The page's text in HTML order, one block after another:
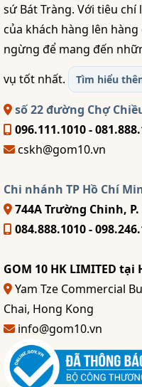
sứ Bát Tràng. Với tiêu
của khách hàng lên
ngừng để mang đến
vụ tốt nhất.
Tìm hiểu
số 22 đường Chợ
096.111.1010 -
cskh@gom10.vn
Chi nhánh TP Hồ Chí
744A Trường Chinh,
084.888.1010 -
GOM 10 HK LIMITED tại
Yam Tze Commercial
Chai, Hong Kong
info@gom10.vn